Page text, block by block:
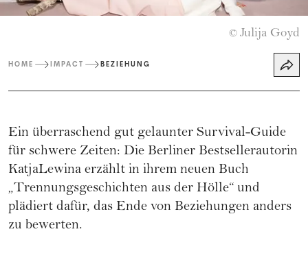
© Julija Goyd
HOME IMPACT BEZIEHUNG
Ein überraschend gut gelaunter Survival-Guide
für schwere Zeiten: Die Berliner Bestsellerautorin
KatjaLewina erzählt in ihrem neuen Buch
„Trennungsgeschichten aus der Hölle“ und
plädiert dafür, das Ende von Beziehungen anders
zu bewerten.